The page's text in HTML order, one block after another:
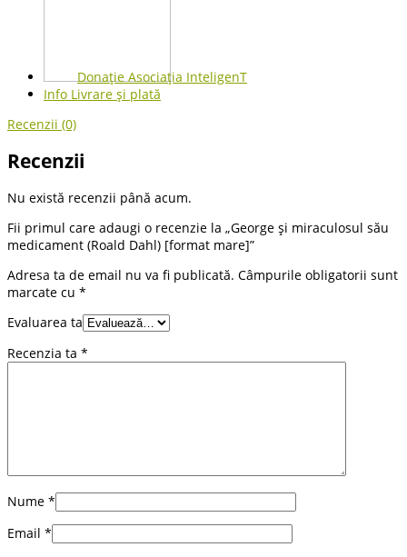
Donație Asociația InteligenT
Info Livrare și plată
Recenzii (0)
Recenzii
Nu există recenzii până acum.
Fii primul care adaugi o recenzie la „George și miraculosul său
medicament (Roald Dahl) [format mare]”
Adresa ta de email nu va fi publicată. Câmpurile obligatorii sunt
marcate cu *
Evaluarea ta
Recenzia ta *
Nume *
Email *